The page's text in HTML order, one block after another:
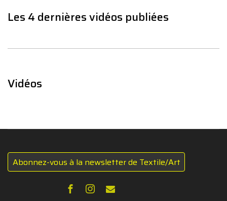
Les 4 dernières vidéos publiées
Vidéos
Abonnez-vous à la newsletter de Textile/Art